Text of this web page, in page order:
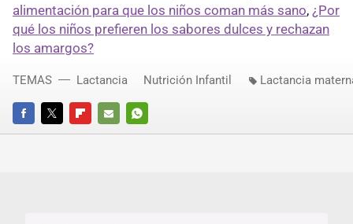
alimentación para que los niños coman más sano, ¿Por
qué los niños prefieren los sabores dulces y rechazan
los amargos?
FACEBOOKTWITTERFLIPBOARD
E-
WHATSAPP
TEMAS Lactancia Nutrición Infantil Lactancia